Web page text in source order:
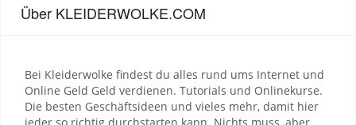
Über KLEIDERWOLKE.COM
Bei Kleiderwolke findest du alles rund ums Internet und
Online Geld Geld verdienen. Tutorials und Onlinekurse.
Die besten Geschäftsideen und vieles mehr, damit hier